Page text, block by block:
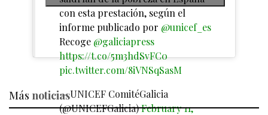
con esta prestación, según el
informe publicado por @unicef_es
Recoge @galiciapress
https://t.co/5m3hdSvFC0
pic.twitter.com/8iVNSqSasM
— UNICEF ComitéGalicia
(@UNICEFGalicia)February 11,
Más noticias